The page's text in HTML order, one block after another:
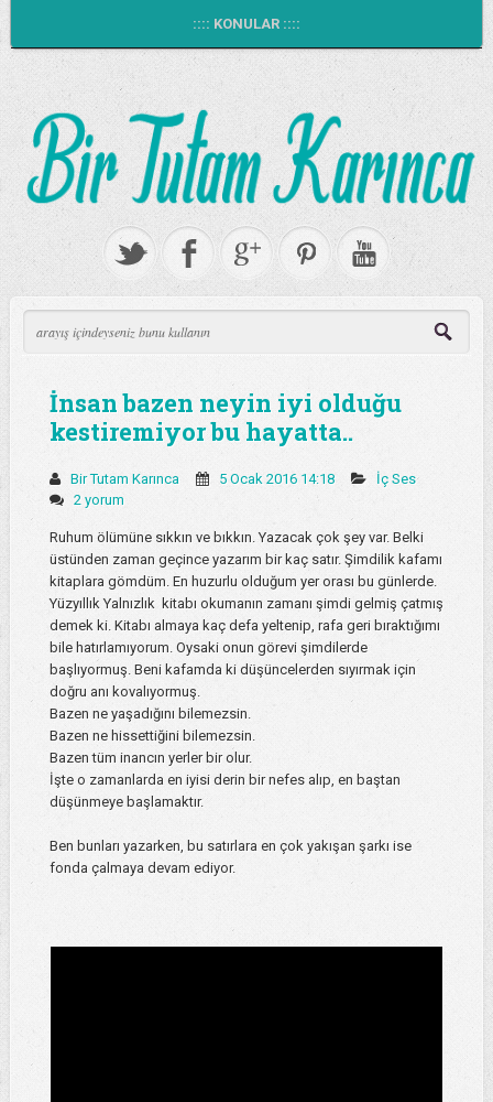
:::: KONULAR ::::
İnsan bazen neyin iyi olduğu
kestiremiyor bu hayatta..
Bir Tutam Karınca 5 Ocak 2016 14:18
İç Ses
2 yorum
Ruhum ölümüne sıkkın ve bıkkın. Yazacak çok şey var. Belki
üstünden zaman geçince yazarım bir kaç satır. Şimdilik kafamı
kitaplara gömdüm. En huzurlu olduğum yer orası bu günlerde.
Yüzyıllık Yalnızlık kitabı okumanın zamanı şimdi gelmiş çatmış
demek ki. Kitabı almaya kaç defa yeltenip, rafa geri bıraktığımı
bile hatırlamıyorum. Oysaki onun görevi şimdilerde
başlıyormuş. Beni kafamda ki düşüncelerden sıyırmak için
doğru anı kovalıyormuş.
Bazen ne yaşadığını bilemezsin.
Bazen ne hissettiğini bilemezsin.
Bazen tüm inancın yerler bir olur.
İşte o zamanlarda en iyisi derin bir nefes alıp, en baştan
düşünmeye başlamaktır.
Ben bunları yazarken, bu satırlara en çok yakışan şarkı ise
fonda çalmaya devam ediyor.